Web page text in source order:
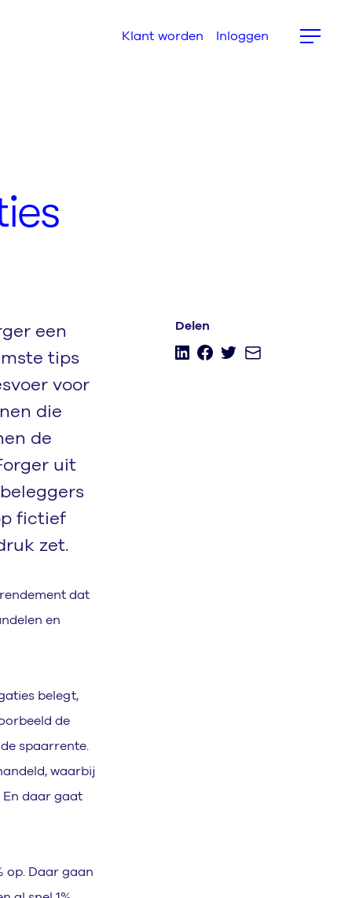
Klant worden Inloggen
een
tips
voor
die
de
uit
fictief
zet.
dat
en
belegt,
de
spaarrente.
waarbij
En daar gaat
op. Daar gaan